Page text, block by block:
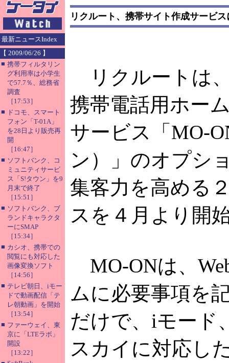
最新ニュースIndex
【 2009/06/26 】
■ 携帯フィルタリン
グ利用率は小学生
で57.7％、総務省
調査
［17:53］
■ ドコモ、スマート
フォン「T-01A」
を28日より販売再
開
［16:47］
■ ソフトバンク、コ
ミュニティサービ
ス「S!タウン」を9
月末で終了
［15:51］
■ ソフトバンク、ブ
ランドキャラクタ
ーにSMAP
［15:34］
■ カシオ、携帯での
閲覧にも対応した
画像変換ソフト
［14:56］
■ テレビ朝日、iモー
ドで動画配信「テ
レ朝動画」を開始
［13:54］
■ ファーウェイ、東
京に「LTEラボ」
開設
［13:22］
リクルート、携帯サイト作成サービ
リクルートは
携帯電話用ホー
サービス「MO-
ン）」のオプシ
集客力を高める
スを４月より開
MO-ONは、
ムに必要事項を
だけで、iモード
スカイに対応し